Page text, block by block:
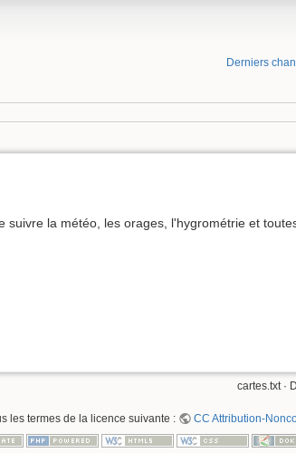
Derniers
la météo, les orages, l'hygrométrie et
cartes.txt ·
les termes de la licence suivante : CC Attribution-